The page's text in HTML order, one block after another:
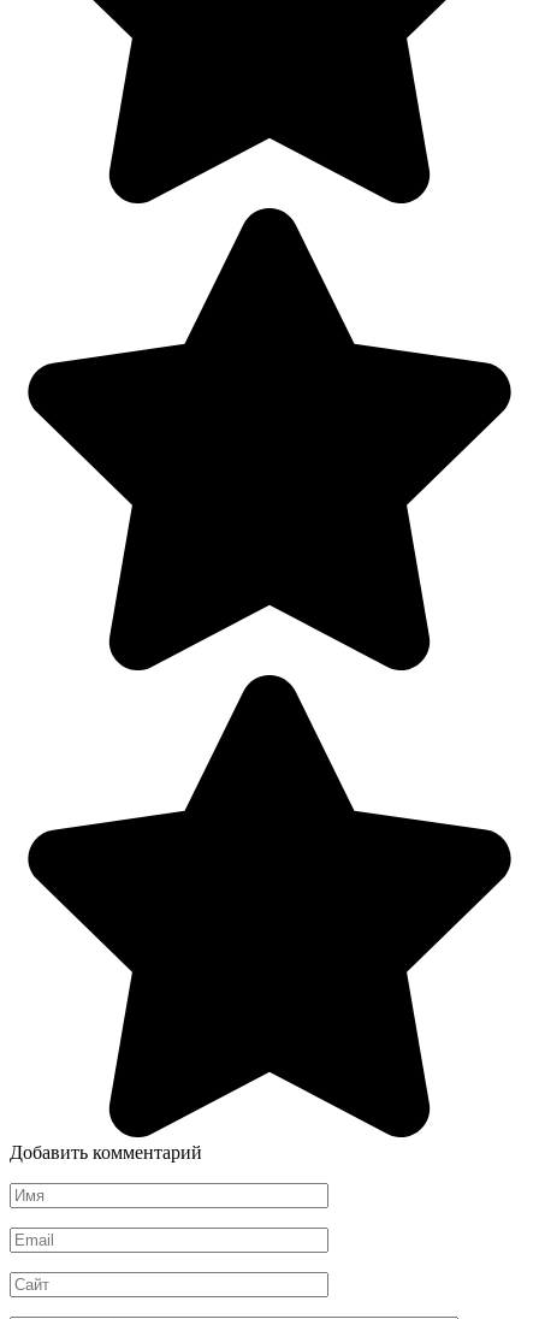
Добавить комментарий
Имя
*
Email
*
Сайт